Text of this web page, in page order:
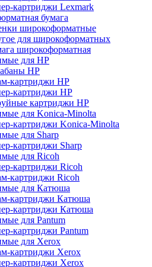
картриджи Lexmark
бумага
широкоформатные
для широкоформатных
широкоформатная
для HP
HP
картриджи HP
картриджи HP
картриджи HP
для Konica-Minolta
картриджи Konica-Minolta
для Sharp
картриджи Sharp
для Ricoh
картриджи Ricoh
картриджи Ricoh
для Катюша
картриджи Катюша
картриджи Катюша
для Pantum
картриджи Pantum
для Xerox
картриджи Xerox
картриджи Xerox